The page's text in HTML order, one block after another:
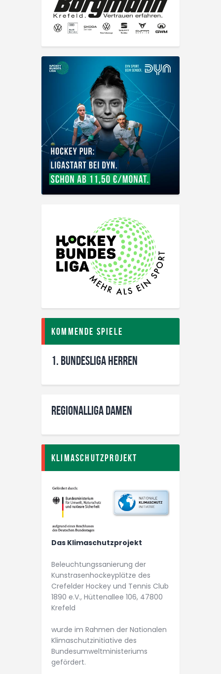
Kommende Spiele
1. Bundesliga Herren
Regionalliga Damen
Klimaschutzprojekt
Das Klimaschutzprojekt
Beleuchtungs­­sanierung der
Kunstrasen­­hockey­plätze des
Crefelder Hockey und Tennis Club
1890 e.V., Hüttenallee 106, 47800
Krefeld
wurde im Rahmen der Nationalen
Klimaschutz­initiative des
Bundesumwelt­ministeriums
gefördert.